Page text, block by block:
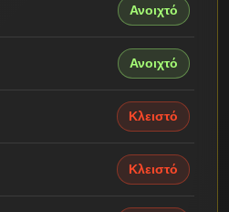
Ανοιχτό
Ανοιχτό
Κλειστό
Κλειστό